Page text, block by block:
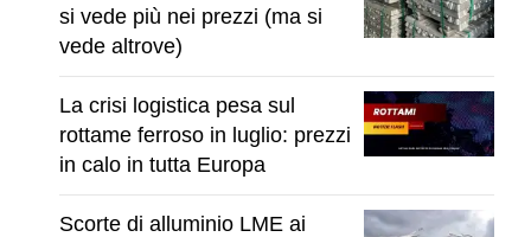
si vede più nei prezzi (ma si
vede altrove)
La crisi logistica pesa sul
rottame ferroso in luglio: prezzi
in calo in tutta Europa
Scorte di alluminio LME ai